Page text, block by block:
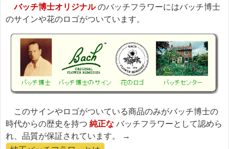
バッチ博士オリジナルのバッチフラワーにはバッチ博士
のサインや花のロゴがついています。
このサインやロゴがついている商品のみがバッチ博士の
時代からの歴史を持つ 純正な バッチフラワーとして認めら
れ、品質が保証されています。 →